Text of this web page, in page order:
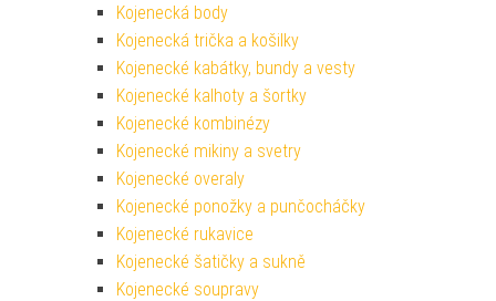
Kojenecká body
Kojenecká trička a košilky
Kojenecké kabátky, bundy a vesty
Kojenecké kalhoty a šortky
Kojenecké kombinézy
Kojenecké mikiny a svetry
Kojenecké overaly
Kojenecké ponožky a punčocháčky
Kojenecké rukavice
Kojenecké šatičky a sukně
Kojenecké soupravy